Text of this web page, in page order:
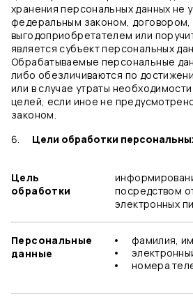
хранения персональных данных не
федеральным законом, договором,
выгодоприобретателем или
является субъект персональных
Обрабатываемые персональные
либо обезличиваются по
или в случае утраты
целей, если иное не
законом.
Цели обработки
Цель
обработки
посредством
электронных
Персональные
данные
фамилия,
номера